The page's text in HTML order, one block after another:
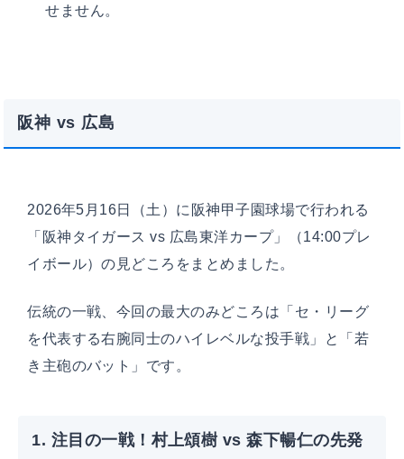
せません。
阪神 vs 広島
2026年5月16日（土）に阪神甲子園球場で行われる
「阪神タイガース vs 広島東洋カープ」（14:00プレ
イボール）の見どころをまとめました。
伝統の一戦、今回の最大のみどころは「セ・リーグ
を代表する右腕同士のハイレベルな投手戦」と「若
き主砲のバット」です。
1. 注目の一戦！村上頌樹 vs 森下暢仁の先発